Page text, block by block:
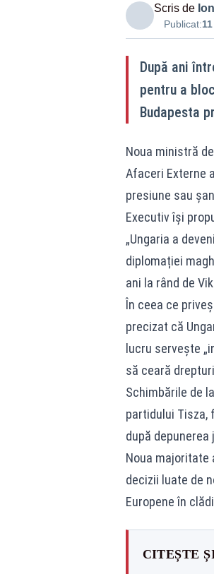
Scris de
Publicat:
După ani
pentru a
Budapesta
Noua ministră
Afaceri Externe
presiune sau
Executiv își
„Ungaria a
diplomației
ani la rând de
În ceea ce
precizat că
lucru servește
să ceară
Schimbările de
partidului Tisza,
după
Noua majoritate
decizii luate de
Europene în
CITEȘTE